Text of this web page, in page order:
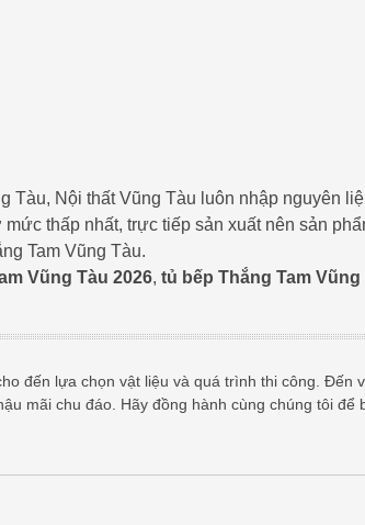
Tàu, Nội thất Vũng Tàu luôn nhập nguyên
thấp nhất, trực tiếp sản xuất nên sản
Tam Vũng Tàu.
Vũng Tàu 2026, tủ bếp Thắng Tam Vũng
đến lựa chọn vật liệu và quá trình thi công. Đến
mãi chu đáo. Hãy đồng hành cùng chúng tôi để